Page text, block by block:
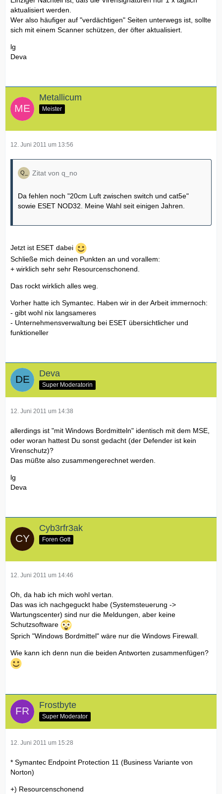
aktualisiert werden.
Wer also häufiger auf "verdächtigen" Seiten unterwegs ist, sollte
sich mit einem Scanner schützen, der öfter aktualisiert.
lg
Deva
Metallicum
Meister
12. Juni 2011 um 13:56
Zitat von q_no
Da fehlen noch "20cm Luft zwischen switch und cat5e"
sowie ESET NOD32. Meine Wahl seit einigen Jahren.
Jetzt ist ESET dabei
Schließe mich deinen Punkten an und vorallem:
+ wirklich sehr sehr Resourcenschonend.
Das rockt wirklich alles weg.
Vorher hatte ich Symantec. Haben wir in der Arbeit immernoch:
- gibt wohl nix langsameres
- Unternehmensverwaltung bei ESET übersichtlicher und
funktioneller
Deva
Super Moderatorin
12. Juni 2011 um 14:38
allerdings ist "mit Windows Bordmitteln" identisch mit dem MSE,
oder woran hattest Du sonst gedacht (der Defender ist kein
Virenschutz)?
Das müßte also zusammengerechnet werden.
lg
Deva
Cyb3rfr3ak
Foren Gott
12. Juni 2011 um 14:46
Oh, da hab ich mich wohl vertan.
Das was ich nachgeguckt habe (Systemsteuerung ->
Wartungscenter) sind nur die Meldungen, aber keine
Schutzsoftware
Sprich "Windows Bordmittel" wäre nur die Windows Firewall.
Wie kann ich denn nun die beiden Antworten zusammenfügen?
Frostbyte
Super Moderator
12. Juni 2011 um 15:28
* Symantec Endpoint Protection 11 (Business Variante von
Norton)
+) Resourcenschonend